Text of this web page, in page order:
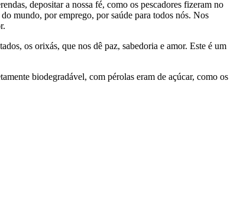
depositar a nossa fé, como os pescadores fizeram no
mundo, por emprego, por saúde para todos nós. Nos
os orixás, que nos dê paz, sabedoria e amor. Este é um
biodegradável, com pérolas eram de açúcar, como os